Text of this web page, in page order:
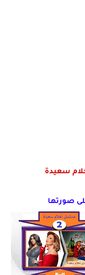
سعيدة
صورتها